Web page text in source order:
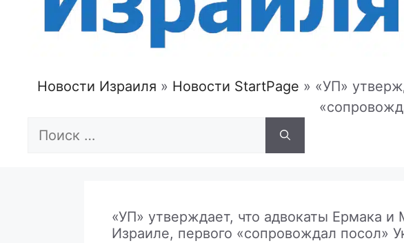
Новости Израиля » Новости StartPage » «УП»
Поиск:
«УП» утверждает, что адвокаты Ермака и
Израиле, первого «сопровождал посол»